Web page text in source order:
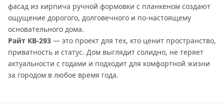
фасад из кирпича ручной формовки с планкеном создают
ощущение дорогого, долговечного и по-настоящему
основательного дома.
Райт КВ-293 — это проект для тех, кто ценит пространство,
приватность и статус. Дом выглядит солидно, не теряет
актуальности с годами и подходит для комфортной жизни
за городом в любое время года.